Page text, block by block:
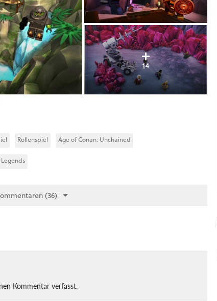
14
Rollenspiel Age of Conan: Unchained
(36)
Kommentar verfasst.